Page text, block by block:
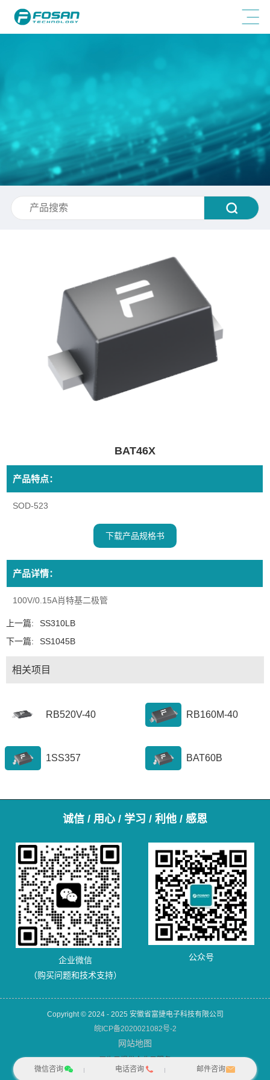
BAT46X
产品特点：
SOD-523
下载产品规格书
产品详情：
100V/0.15A肖特基二极管
上一篇:
SS310LB
下一篇:
SS1045B
相关项目
RB520V-40 RB160M-40
1SS357 BAT60B
诚信 / 用心 / 学习 / 利他 / 感恩
企业微信
（购买问题和技术支持）
公众号
Copyright © 2024 - 2025 安徽省富捷电子科技有限公司
皖ICP备2020021082号-2
网站地图
微信咨询
电话咨询 邮件咨询